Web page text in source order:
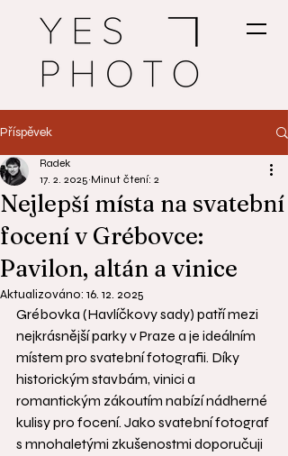
Příspěvek
Nejlepší místa na svatební
focení v Grébovce:
Pavilon, altán a vinice
Radek
17. 2. 2025 Minut čtení: 2
Aktualizováno: 16. 12. 2025
Grébovka (Havlíčkovy sady) patří mezi
nejkrásnější parky v Praze a je ideálním
místem pro svatební fotografii. Díky
historickým stavbám, vinici a
romantickým zákoutím nabízí nádherné
kulisy pro focení. Jako svatební fotograf
s mnohaletými zkušenostmi doporučuji